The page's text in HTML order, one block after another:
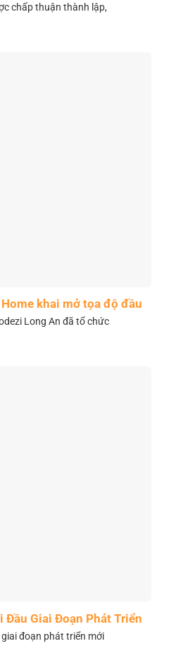
chấp thuận thành lập,
khai mở tọa độ đầu
Long An đã tổ chức
Đầu Giai Đoạn Phát Triển
đoạn phát triển mới